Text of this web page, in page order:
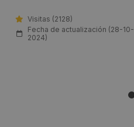
Visitas (2128)
Fecha de actualización (28-10-
2024)